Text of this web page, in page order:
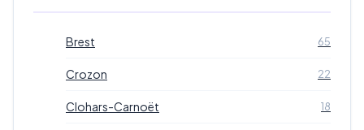
Brest 65
Crozon 22
Clohars-Carnoët 18